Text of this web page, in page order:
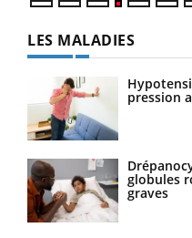
LES MALADIES
pression
globules
graves